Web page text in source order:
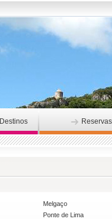
Destinos Reservas
Melgaço
Ponte de Lima